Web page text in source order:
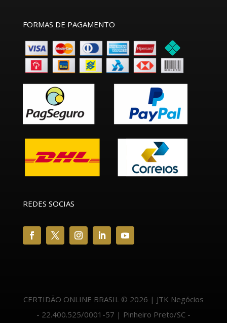
FORMAS DE PAGAMENTO
REDES SOCIAS
CERTIDÃO ONLINE BRASIL © 2026 | JTK Negócios
- 22.400.525/0001-57 | Pinheiro Preto/SC -